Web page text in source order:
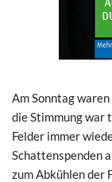
Am Sonntag
die Stimmung war
Felder immer
Schattenspenden
zum Abkühlen der